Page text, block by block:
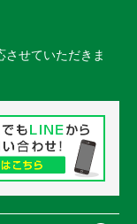
させていただきま